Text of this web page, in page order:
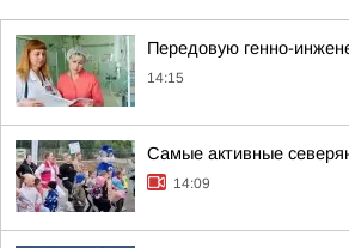
Передовую генно-
14:15
Самые активные
14:09